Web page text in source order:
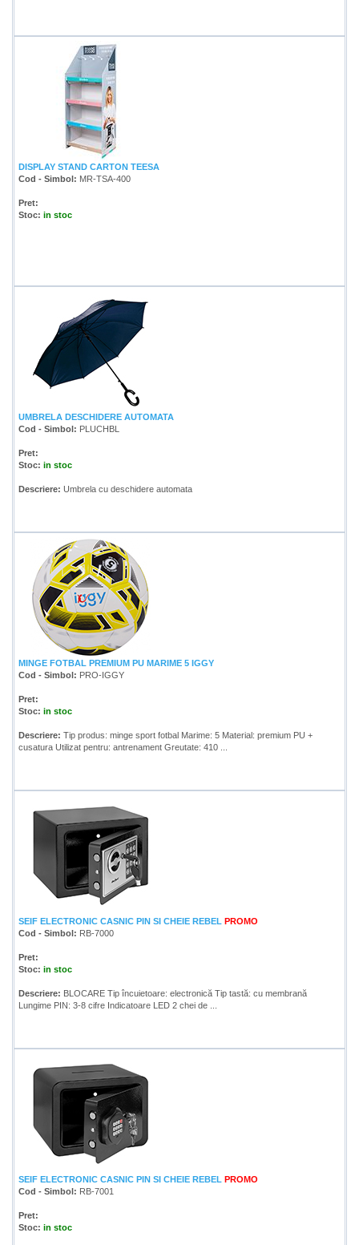
DISPLAY STAND CARTON TEESA
Cod - Simbol: MR-TSA-400
Pret:
Stoc: in stoc
UMBRELA DESCHIDERE AUTOMATA
Cod - Simbol: PLUCHBL
Pret:
Stoc: in stoc
Descriere: Umbrela cu deschidere automata
MINGE FOTBAL PREMIUM PU MARIME 5 IGGY
Cod - Simbol: PRO-IGGY
Pret:
Stoc: in stoc
Descriere: Tip produs: minge sport fotbal Marime: 5 Material: premium PU +
cusatura Utilizat pentru: antrenament Greutate: 410 ...
SEIF ELECTRONIC CASNIC PIN SI CHEIE REBEL PROMO
Cod - Simbol: RB-7000
Pret:
Stoc: in stoc
Descriere: BLOCARE Tip încuietoare: electronică Tip tastă: cu membrană
Lungime PIN: 3-8 cifre Indicatoare LED 2 chei de ...
SEIF ELECTRONIC CASNIC PIN SI CHEIE REBEL PROMO
Cod - Simbol: RB-7001
Pret:
Stoc: in stoc